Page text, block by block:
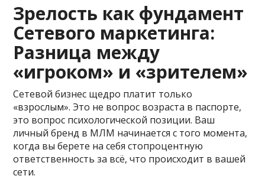
Зрелость как фундамент
Сетевого маркетинга:
Разница между
«игроком» и «зрителем»
Сетевой бизнес щедро платит только
«взрослым». Это не вопрос возраста в паспорте,
это вопрос психологической позиции. Ваш
личный бренд в МЛМ начинается с того момента,
когда вы берете на себя стопроцентную
ответственность за всё, что происходит в вашей
сети.